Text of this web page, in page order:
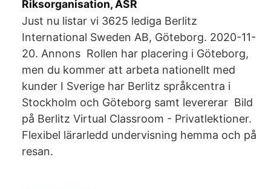
Riksorganisation, ASR
Just nu listar vi 3625 lediga Berlitz
International Sweden AB, Göteborg. 2020-11-
20. Annons Rollen har placering i Göteborg,
men du kommer att arbeta nationellt med
kunder I Sverige har Berlitz språkcentra i
Stockholm och Göteborg samt levererar Bild
på Berlitz Virtual Classroom - Privatlektioner.
Flexibel lärarledd undervisning hemma och på
resan.